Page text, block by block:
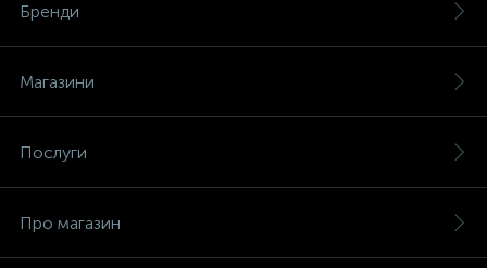
Бренди
Магазини
Послуги
Про магазин